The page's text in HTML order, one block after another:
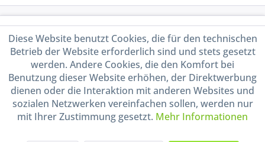
Service Hotline
Shop Service
Informationen
Handel mit BIO-Weinen
kontrolliert und zertifiziert
Diese Website benutzt Cookies, die für den technischen
Betrieb der Website erforderlich sind und stets gesetzt
werden. Andere Cookies, die den Komfort bei
Benutzung dieser Website erhöhen, der Direktwerbung
dienen oder die Interaktion mit anderen Websites und
sozialen Netzwerken vereinfachen sollen, werden nur
mit Ihrer Zustimmung gesetzt. Mehr Informationen